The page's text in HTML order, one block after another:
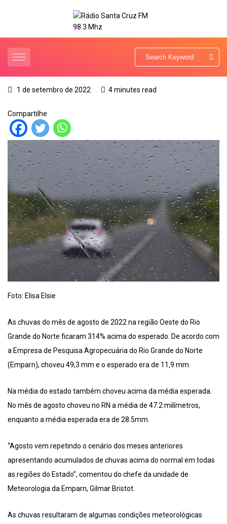
1 de setembro de 2022 4 minutes read
Compartilhe
Foto: Elisa Elsie
As chuvas do mês de agosto de 2022 na região Oeste do Rio
Grande do Norte ficaram 314% acima do esperado. De acordo com
a Empresa de Pesquisa Agropecuária do Rio Grande do Norte
(Emparn), choveu 49,3 mm e o esperado era de 11,9 mm.
Na média do estado também choveu acima da média esperada.
No mês de agosto choveu no RN a média de 47.2 milímetros,
enquanto a média esperada era de 28.5mm.
“Agosto vem repetindo o cenário dos meses anteriores
apresentando acumulados de chuvas acima do normal em todas
as regiões do Estado”, comentou do chefe da unidade de
Meteorologia da Emparn, Gilmar Bristot.
As chuvas resultaram de algumas condições meteorológicas